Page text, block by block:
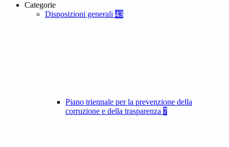
Categorie
Disposizioni generali 43
Piano triennale per la prevenzione della
corruzione e della trasparenza 7